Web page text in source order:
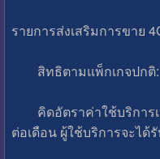
รายการส่งเสริมการขาย
สิทธิตามแพ็กเกจปกติ:
คิดอัตราค่าใช้บริการเ
ต่อเดือน ผู้ใช้บริการจะได้